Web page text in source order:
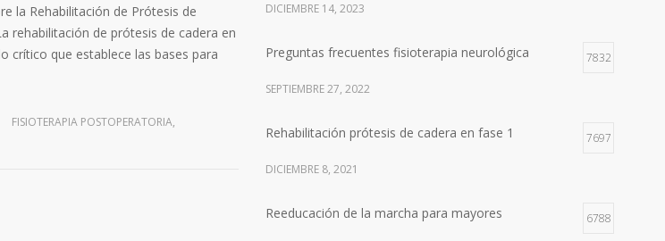
la Rehabilitación de Prótesis de
rehabilitación de prótesis de cadera en
crítico que establece las bases para
FISIOTERAPIA POSTOPERATORIA,
DICIEMBRE 14, 2023
Preguntas frecuentes fisioterapia neurológica 7832
SEPTIEMBRE 27, 2022
Rehabilitación prótesis de cadera en fase 1 7697
DICIEMBRE 8, 2021
Reeducación de la marcha para mayores 6788